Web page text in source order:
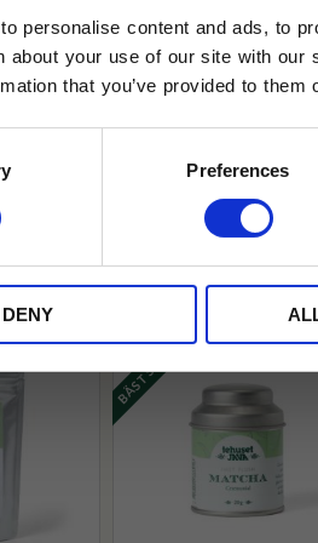
personalise content and ads, to
about your use of our site with
that you’ve provided to
Preferences
DENY
BÄSTSÄLJARE
Javas villkor.Läs mer
online på Tehusetjava.se. Rabatten fungerar
kan ej kombineras med andra erbjudanden.